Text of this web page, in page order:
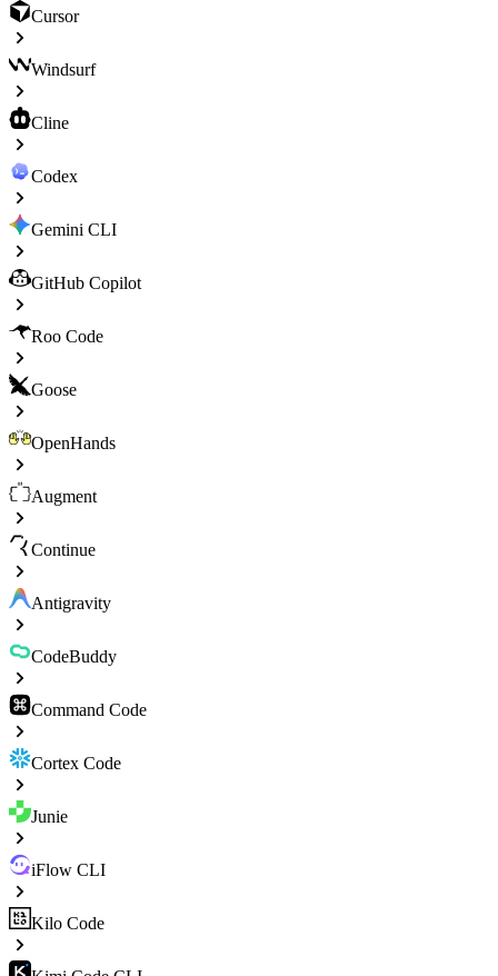
Cursor
Windsurf
Cline
Codex
Gemini CLI
GitHub Copilot
Roo Code
Goose
OpenHands
Augment
Continue
Antigravity
CodeBuddy
Command Code
Cortex Code
Junie
iFlow CLI
Kilo Code